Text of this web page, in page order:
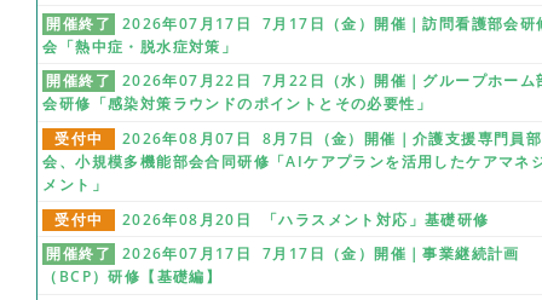
開催終了
2026年07月17日 7月17日（金）開催｜訪問看護部会研
会「熱中症・脱水症対策」
開催終了
2026年07月22日 7月22日（水）開催｜グループホーム
会研修「感染対策ラウンドのポイントとその必要性」
受付中
2026年08月07日 8月7日（金）開催｜介護支援専門員部
会、小規模多機能部会合同研修「AIケアプランを活用したケアマネ
メント」
受付中
2026年08月20日 「ハラスメント対応」基礎研修
開催終了
2026年07月17日 7月17日（金）開催｜事業継続計画
（BCP）研修【基礎編】